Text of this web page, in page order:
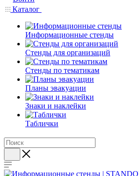
Каталог
Информационные стенды
Стенды для организаций
Стенды по тематикам
Планы эвакуации
Знаки и наклейки
Таблички